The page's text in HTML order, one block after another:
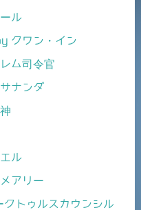
ル
クワン・イン
ム司令官
ナンダ
ル
アリー
トゥルスカウンシル